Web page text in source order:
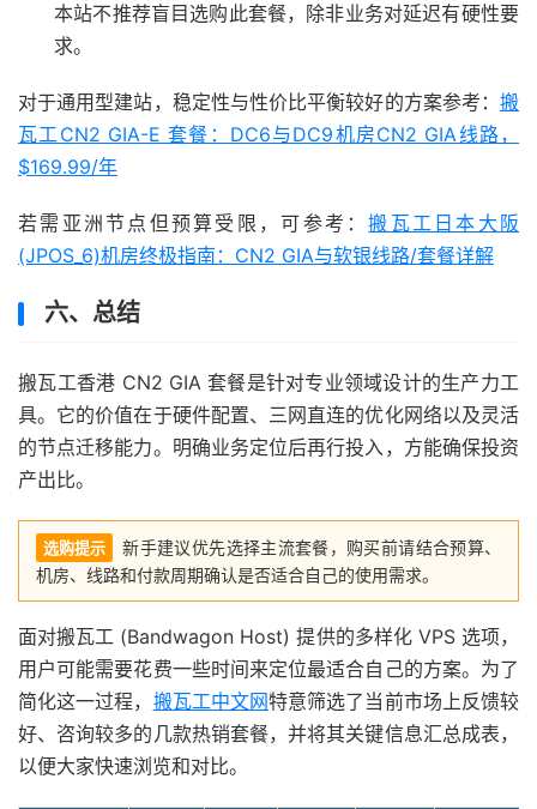
本站不推荐盲目选购此套餐，除非业务对延迟有硬性要
求。
对于通用型建站，稳定性与性价比平衡较好的方案参考： 搬
瓦工CN2 GIA-E 套餐：DC6与DC9机房CN2 GIA线路，
$169.99/年
若需亚洲节点但预算受限，可参考：搬瓦工日本大阪
(JPOS_6)机房终极指南：CN2 GIA与软银线路/套餐详解
六、总结
搬瓦工香港 CN2 GIA 套餐是针对专业领域设计的生产力工
具。它的价值在于硬件配置、三网直连的优化网络以及灵活
的节点迁移能力。明确业务定位后再行投入，方能确保投资
产出比。
选购提示
新手建议优先选择主流套餐，购买前请结合预算、
机房、线路和付款周期确认是否适合自己的使用需求。
面对搬瓦工 (Bandwagon Host) 提供的多样化 VPS 选项，
用户可能需要花费一些时间来定位最适合自己的方案。为了
简化这一过程， 搬瓦工中文网特意筛选了当前市场上反馈较
好、咨询较多的几款热销套餐，并将其关键信息汇总成表，
以便大家快速浏览和对比。